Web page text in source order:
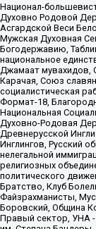
Национал-
Духовно Родовой
Асгардской Веси
Мужская Духовная
Богодержавию,
национальное
Джамаат мувахидов,
Карачая, Союз
социалистическая
Формат-18,
Национальная
Духовно-Родовая
Древнерусской
Инглингов, Русский
нелегальной
религиозных
политического
Братство, Клуб
Файзрахманисты,
Боровский, Община
Правый сектор, УНА -